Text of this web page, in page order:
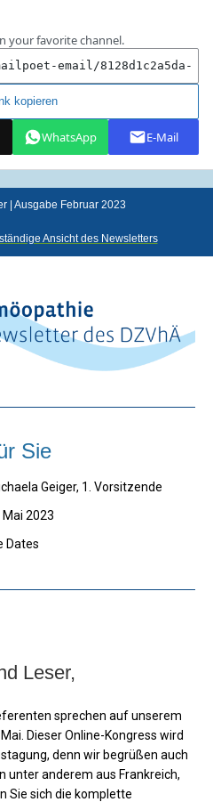
| Ausgabe Februar 2023
Ansicht des Newsletters
Sie
Geiger, 1. Vorsitzende
2023
Dates
Leser,
sprechen auf unserem
Dieser Online-Kongress wird
denn wir begrüßen auch
unter anderem aus Frankreich,
Sie sich die komplette